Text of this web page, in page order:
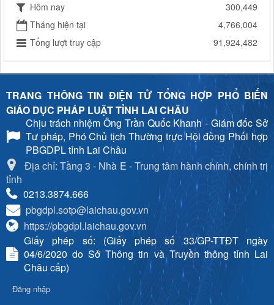
Hôm nay
300,449
Tháng hiện tại
4,766,004
Tổng lượt truy cập
91,924,482
TRANG THÔNG TIN ĐIỆN TỬ TỔNG HỢP PHỔ BIẾN
GIÁO DỤC PHÁP LUẬT TỈNH LAI CHÂU
Chịu trách nhiệmÔng Trần Quốc Khanh - Giám đốc Sở
Tư pháp, Phó Chủ tịch Thường trực Hội đồng Phối hợp
PBGDPL tỉnh Lai Châu
Địa chỉ: Tầng 3 - Nhà E - Trung tâm hành chính, chính trị
tỉnh
0213.3874.666
pbgdpl.sotp@laichau.gov.vn
https://pbgdpl.laichau.gov.vn
Giấy phép số: (Giấy phép số 33/GP-TTĐT ngày
04/6/2020 do Sở Thông tin và Truyền thông tỉnh Lai
Châu cấp)
Đăng nhập